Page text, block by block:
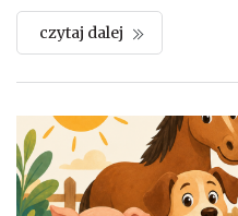
czytaj dalej